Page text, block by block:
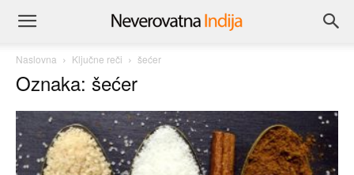
Naslovna Ključne reči šećer
Oznaka: šećer